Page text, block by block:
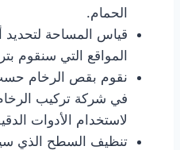
الحمام.
قياس المساحة لتحديد
المواقع التي سنقوم
نقوم بقص الرخام حسب
في شركة تركيب
لاستخدام الأدوات
تنظيف السطح الذي